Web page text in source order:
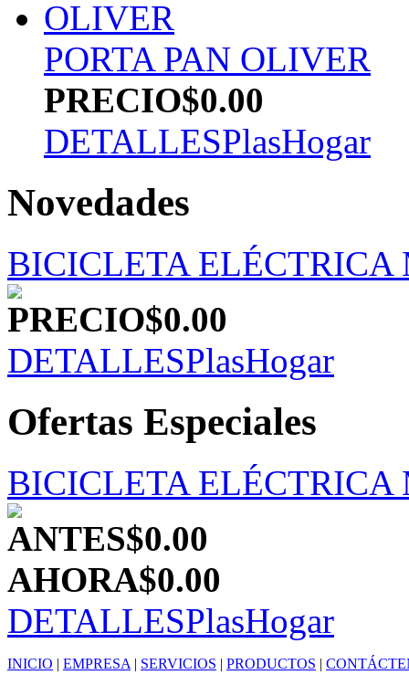
PORTA PAN OLIVER
PRECIO$0.00
DETALLESPlasHogar
Novedades
BICICLETA ELÉCTRICA
PRECIO$0.00
DETALLESPlasHogar
Ofertas Especiales
BICICLETA ELÉCTRICA
ANTES$0.00
AHORA$0.00
DETALLESPlasHogar
INICIO | EMPRESA | SERVICIOS | PRODUCTOS |